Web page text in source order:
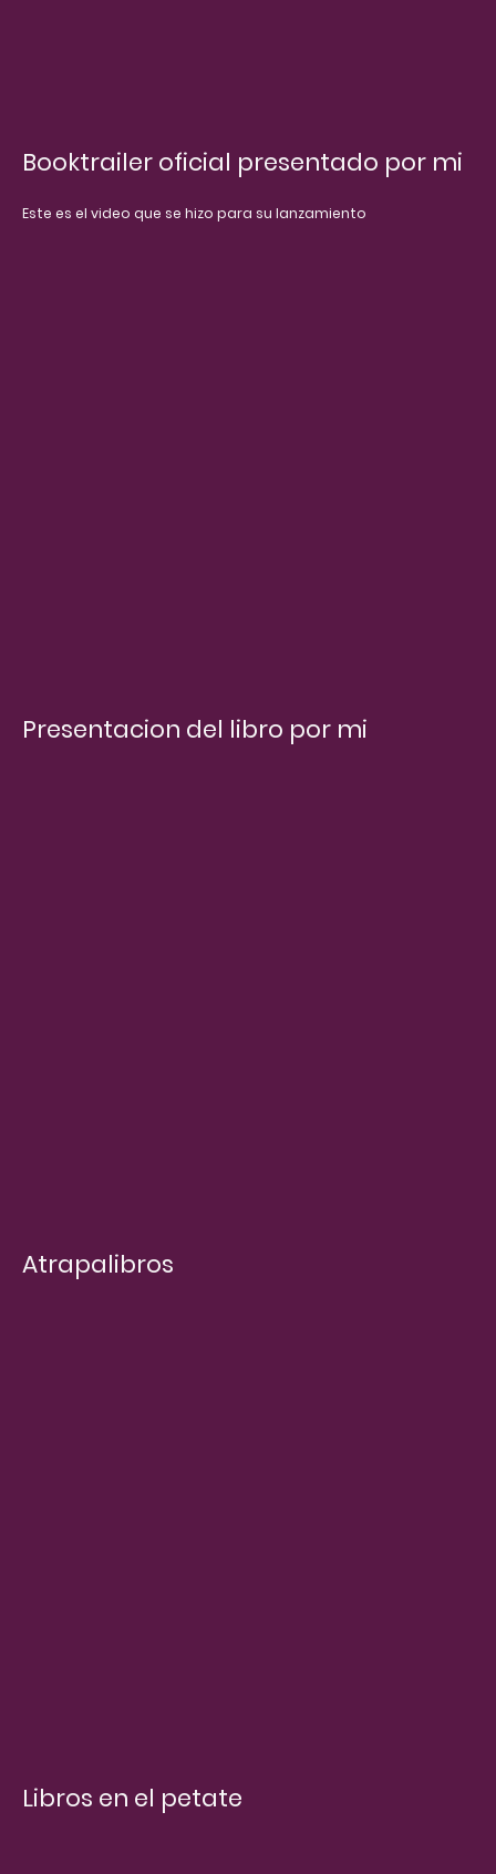
Booktrailer oficial presentado por mi
Este es el video que se hizo para su lanzamiento
Presentacion del libro por mi
Atrapalibros
Libros en el petate